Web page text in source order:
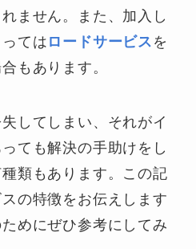
ません。また、加入し
ては ロードサービス を
もあります。
してしまい、それがイ
ても解決の手助けをし
類もあります。この記
の特徴をお伝えします
めにぜひ参考にしてみ